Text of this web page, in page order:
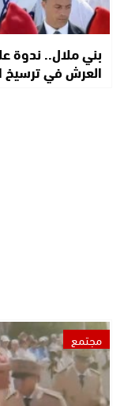
بني ملال.. ندوة
العرش في ترسيخ
مجتمع